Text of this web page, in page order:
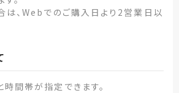
は、Webでのご購入日より2営業日以
間帯が指定できます。